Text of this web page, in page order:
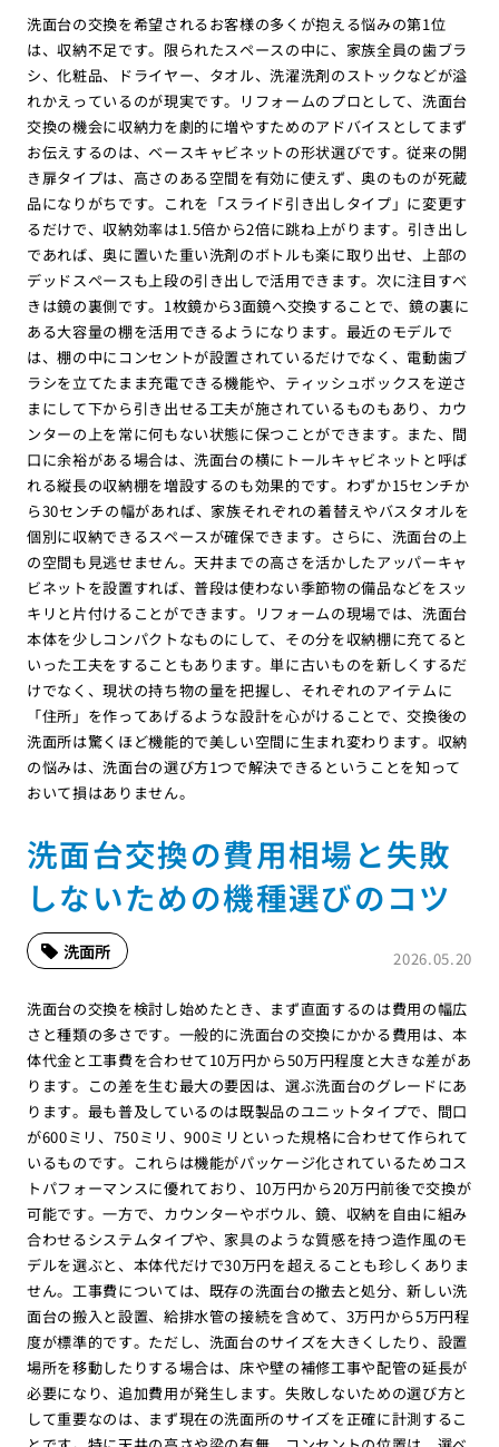
洗面台の交換を希望されるお客様の多くが抱える悩みの第1位
は、収納不足です。限られたスペースの中に、家族全員の歯ブラ
シ、化粧品、ドライヤー、タオル、洗濯洗剤のストックなどが溢
れかえっているのが現実です。リフォームのプロとして、洗面台
交換の機会に収納力を劇的に増やすためのアドバイスとしてまず
お伝えするのは、ベースキャビネットの形状選びです。従来の開
き扉タイプは、高さのある空間を有効に使えず、奥のものが死蔵
品になりがちです。これを「スライド引き出しタイプ」に変更す
るだけで、収納効率は1.5倍から2倍に跳ね上がります。引き出し
であれば、奥に置いた重い洗剤のボトルも楽に取り出せ、上部の
デッドスペースも上段の引き出しで活用できます。次に注目すべ
きは鏡の裏側です。1枚鏡から3面鏡へ交換することで、鏡の裏に
ある大容量の棚を活用できるようになります。最近のモデルで
は、棚の中にコンセントが設置されているだけでなく、電動歯ブ
ラシを立てたまま充電できる機能や、ティッシュボックスを逆さ
まにして下から引き出せる工夫が施されているものもあり、カウ
ンターの上を常に何もない状態に保つことができます。また、間
口に余裕がある場合は、洗面台の横にトールキャビネットと呼ば
れる縦長の収納棚を増設するのも効果的です。わずか15センチか
ら30センチの幅があれば、家族それぞれの着替えやバスタオルを
個別に収納できるスペースが確保できます。さらに、洗面台の上
の空間も見逃せません。天井までの高さを活かしたアッパーキャ
ビネットを設置すれば、普段は使わない季節物の備品などをスッ
キリと片付けることができます。リフォームの現場では、洗面台
本体を少しコンパクトなものにして、その分を収納棚に充てると
いった工夫をすることもあります。単に古いものを新しくするだ
けでなく、現状の持ち物の量を把握し、それぞれのアイテムに
「住所」を作ってあげるような設計を心がけることで、交換後の
洗面所は驚くほど機能的で美しい空間に生まれ変わります。収納
の悩みは、洗面台の選び方1つで解決できるということを知って
おいて損はありません。
洗面台交換の費用相場と失敗
しないための機種選びのコツ
2026.05.20
洗面所
洗面台の交換を検討し始めたとき、まず直面するのは費用の幅広
さと種類の多さです。一般的に洗面台の交換にかかる費用は、本
体代金と工事費を合わせて10万円から50万円程度と大きな差があ
ります。この差を生む最大の要因は、選ぶ洗面台のグレードにあ
ります。最も普及しているのは既製品のユニットタイプで、間口
が600ミリ、750ミリ、900ミリといった規格に合わせて作られて
いるものです。これらは機能がパッケージ化されているためコス
トパフォーマンスに優れており、10万円から20万円前後で交換が
可能です。一方で、カウンターやボウル、鏡、収納を自由に組み
合わせるシステムタイプや、家具のような質感を持つ造作風のモ
デルを選ぶと、本体代だけで30万円を超えることも珍しくありま
せん。工事費については、既存の洗面台の撤去と処分、新しい洗
面台の搬入と設置、給排水管の接続を含めて、3万円から5万円程
度が標準的です。ただし、洗面台のサイズを大きくしたり、設置
場所を移動したりする場合は、床や壁の補修工事や配管の延長が
必要になり、追加費用が発生します。失敗しないための選び方と
して重要なのは、まず現在の洗面所のサイズを正確に計測するこ